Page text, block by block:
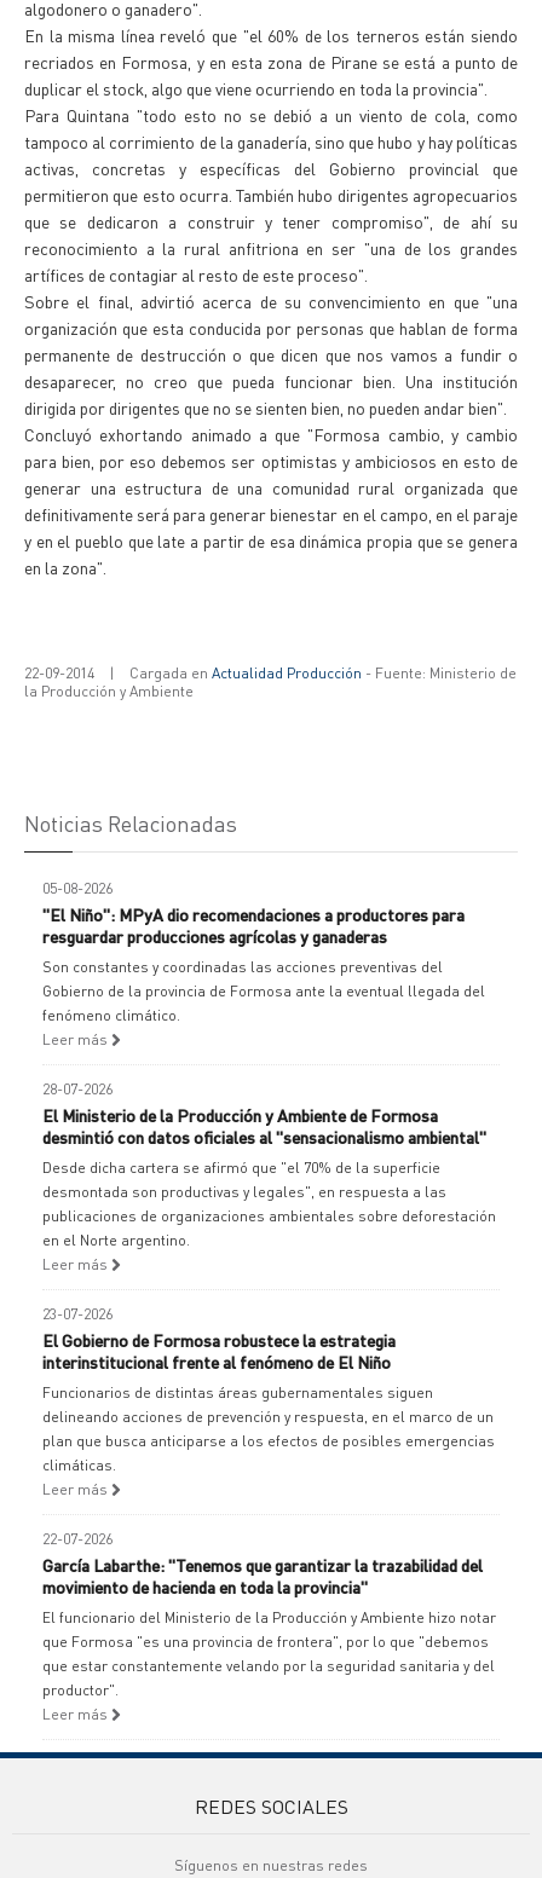
algodonero o ganadero".
En la misma línea reveló que "el 60% de los terneros están siendo
recriados en Formosa, y en esta zona de Pirane se está a punto de
duplicar el stock, algo que viene ocurriendo en toda la provincia".
Para Quintana "todo esto no se debió a un viento de cola, como
tampoco al corrimiento de la ganadería, sino que hubo y hay políticas
activas, concretas y específicas del Gobierno provincial que
permitieron que esto ocurra. También hubo dirigentes agropecuarios
que se dedicaron a construir y tener compromiso", de ahí su
reconocimiento a la rural anfitriona en ser "una de los grandes
artífices de contagiar al resto de este proceso".
Sobre el final, advirtió acerca de su convencimiento en que "una
organización que esta conducida por personas que hablan de forma
permanente de destrucción o que dicen que nos vamos a fundir o
desaparecer, no creo que pueda funcionar bien. Una institución
dirigida por dirigentes que no se sienten bien, no pueden andar bien".
Concluyó exhortando animado a que "Formosa cambio, y cambio
para bien, por eso debemos ser optimistas y ambiciosos en esto de
generar una estructura de una comunidad rural organizada que
definitivamente será para generar bienestar en el campo, en el paraje
y en el pueblo que late a partir de esa dinámica propia que se genera
en la zona".
22-09-2014 | Cargada en Actualidad Producción - Fuente: Ministerio de
la Producción y Ambiente
Noticias Relacionadas
05-08-2026
"El Niño": MPyA dio recomendaciones a productores para
resguardar producciones agrícolas y ganaderas
Son constantes y coordinadas las acciones preventivas del
Gobierno de la provincia de Formosa ante la eventual llegada del
fenómeno climático.
Leer más
28-07-2026
El Ministerio de la Producción y Ambiente de Formosa
desmintió con datos oficiales al "sensacionalismo ambiental"
Desde dicha cartera se afirmó que "el 70% de la superficie
desmontada son productivas y legales", en respuesta a las
publicaciones de organizaciones ambientales sobre deforestación
en el Norte argentino.
Leer más
23-07-2026
El Gobierno de Formosa robustece la estrategia
interinstitucional frente al fenómeno de El Niño
Funcionarios de distintas áreas gubernamentales siguen
delineando acciones de prevención y respuesta, en el marco de un
plan que busca anticiparse a los efectos de posibles emergencias
climáticas.
Leer más
22-07-2026
García Labarthe: "Tenemos que garantizar la trazabilidad del
movimiento de hacienda en toda la provincia"
El funcionario del Ministerio de la Producción y Ambiente hizo notar
que Formosa "es una provincia de frontera", por lo que "debemos
que estar constantemente velando por la seguridad sanitaria y del
productor".
Leer más
REDES SOCIALES
Síguenos en nuestras redes